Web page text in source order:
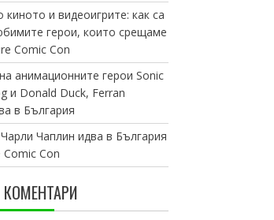
и видеоигрите: как са
герои, които срещаме
Comic Con
анимационните герои Sonic
и Donald Duck, Ferran
в България
Чаплин идва в България
Comic Con